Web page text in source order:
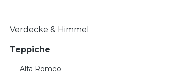
Verdecke & Himmel
Teppiche
Alfa Romeo